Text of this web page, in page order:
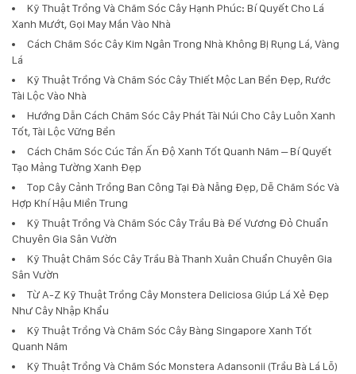
Kỹ Thuật Trồng Và Chăm Sóc Cây Hạnh Phúc: Bí Quyết Cho Lá
Xanh Mướt, Gọi May Mắn Vào Nhà
Cách Chăm Sóc Cây Kim Ngân Trong Nhà Không Bị Rụng Lá, Vàng
Lá
Kỹ Thuật Trồng Và Chăm Sóc Cây Thiết Mộc Lan Bền Đẹp, Rước
Tài Lộc Vào Nhà
Hướng Dẫn Cách Chăm Sóc Cây Phát Tài Núi Cho Cây Luôn Xanh
Tốt, Tài Lộc Vững Bền
Cách Chăm Sóc Cúc Tần Ấn Độ Xanh Tốt Quanh Năm – Bí Quyết
Tạo Mảng Tường Xanh Đẹp
Top Cây Cảnh Trồng Ban Công Tại Đà Nẵng Đẹp, Dễ Chăm Sóc Và
Hợp Khí Hậu Miền Trung
Kỹ Thuật Trồng Và Chăm Sóc Cây Trầu Bà Đế Vương Đỏ Chuẩn
Chuyên Gia Sân Vườn
Kỹ Thuật Chăm Sóc Cây Trầu Bà Thanh Xuân Chuẩn Chuyên Gia
Sân Vườn
Từ A-Z Kỹ Thuật Trồng Cây Monstera Deliciosa Giúp Lá Xẻ Đẹp
Như Cây Nhập Khẩu
Kỹ Thuật Trồng Và Chăm Sóc Cây Bàng Singapore Xanh Tốt
Quanh Năm
Kỹ Thuật Trồng Và Chăm Sóc Monstera Adansonii (Trầu Bà Lá Lỗ)